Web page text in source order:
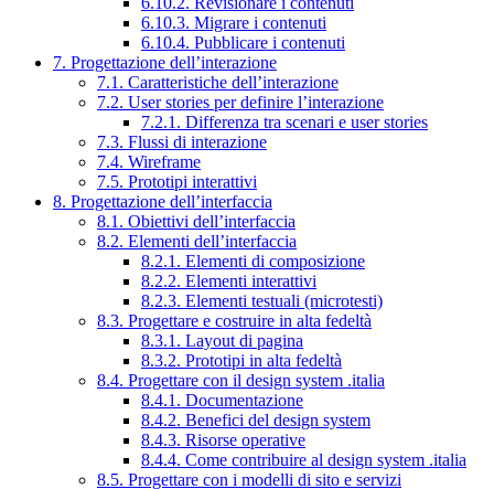
6.10.3. Migrare i contenuti
6.10.4. Pubblicare i contenuti
7. Progettazione dell’interazione
7.1. Caratteristiche dell’interazione
7.2. User stories per definire l’interazione
7.2.1. Differenza tra scenari e user stories
7.3. Flussi di interazione
7.4. Wireframe
7.5. Prototipi interattivi
8. Progettazione dell’interfaccia
8.1. Obiettivi dell’interfaccia
8.2. Elementi dell’interfaccia
8.2.1. Elementi di composizione
8.2.2. Elementi interattivi
8.2.3. Elementi testuali (microtesti)
8.3. Progettare e costruire in alta fedeltà
8.3.1. Layout di pagina
8.3.2. Prototipi in alta fedeltà
8.4. Progettare con il design system .italia
8.4.1. Documentazione
8.4.2. Benefici del design system
8.4.3. Risorse operative
8.4.4. Come contribuire al design system .italia
8.5. Progettare con i modelli di sito e servizi